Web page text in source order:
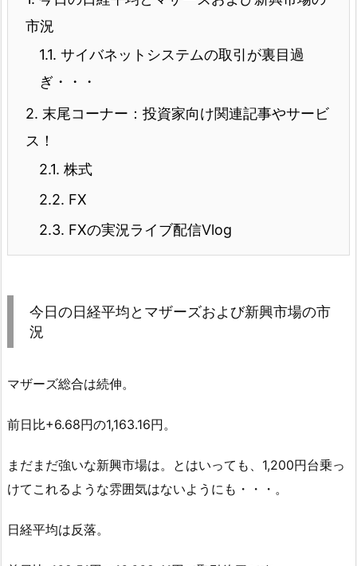
市況
1.1. サイバネットシステムの取引が裏目過
ぎ・・・
2. 末尾コーナー：投資家向け関連記事やサービ
ス！
2.1. 株式
2.2. FX
2.3. FXの実況ライブ配信Vlog
今日の日経平均とマザーズおよび新興市場の市
況
マザーズ総合は続伸。
前日比+6.68円の1,163.16円。
まだまだ強いな新興市場は。とはいっても、1,200円台乗っ
けてこれるような雰囲気はないようにも・・・。
日経平均は反落。